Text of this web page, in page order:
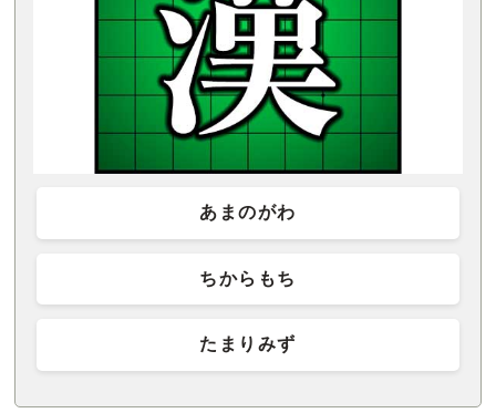
あまのがわ
ちからもち
たまりみず